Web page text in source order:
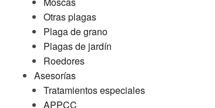
Otras plagas
Plaga de grano
Plagas de jardín
Roedores
Asesorías
Tratamientos especiales
APPCC